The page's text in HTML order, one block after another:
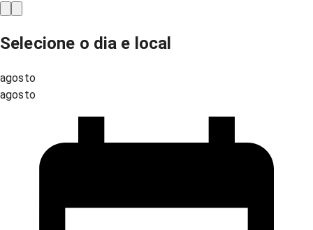
Selecione o dia e local
agosto
agosto